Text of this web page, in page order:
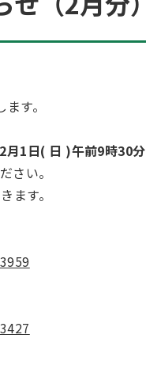
す。
2月1日( 日 )午前9時30分
さい。
ます。